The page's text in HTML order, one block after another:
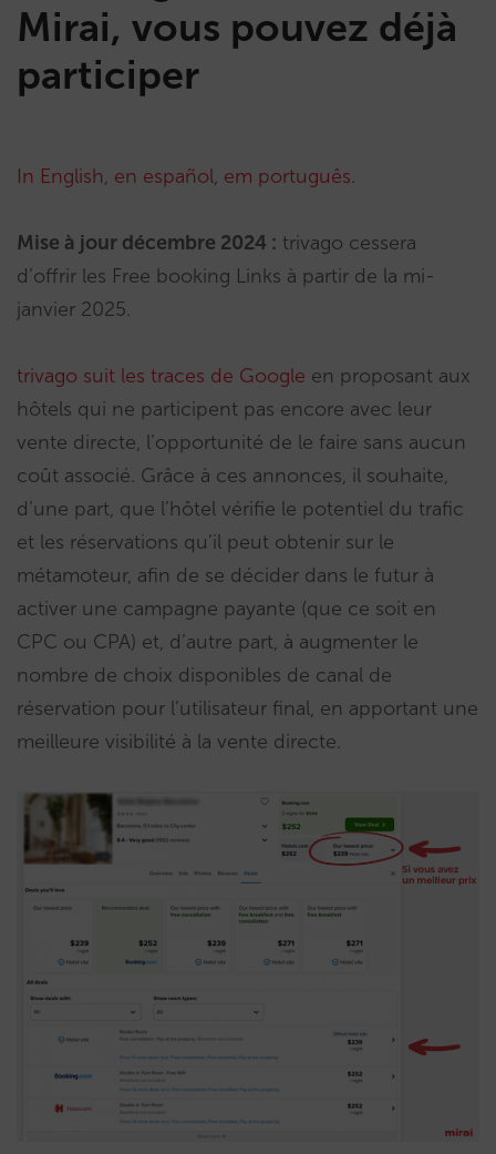
Mirai, vous pouvez déjà
participer
In English, en español, em português.
Mise à jour décembre 2024 : trivago cessera
d’offrir les Free booking Links à partir de la mi-
janvier 2025.
trivago suit les traces de Google en proposant aux
hôtels qui ne participent pas encore avec leur
vente directe, l’opportunité de le faire sans aucun
coût associé. Grâce à ces annonces, il souhaite,
d’une part, que l’hôtel vérifie le potentiel du trafic
et les réservations qu’il peut obtenir sur le
métamoteur, afin de se décider dans le futur à
activer une campagne payante (que ce soit en
CPC ou CPA) et, d’autre part, à augmenter le
nombre de choix disponibles de canal de
réservation pour l’utilisateur final, en apportant une
meilleure visibilité à la vente directe.